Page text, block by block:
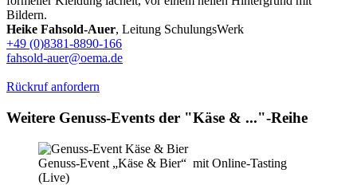
Heike Fahsold-Auer, Leitung SchulungsWerk
+49 (0)8381-8890-166
fahsold-auer@oema.de
Rückruf anfordern
Weitere Genuss-Events der "Käse & ..."-Reihe
Genuss-Event „Käse & Bier“ mit Online-Tasting
(Live)